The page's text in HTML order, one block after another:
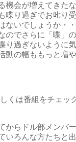
機会が増えてきた
喋り過ぎでお𠮟り
ないでしょうか・
のでさらに「喋」
り過ぎないように
動の幅ももっと増
くは番組をチェッ
からドル部メンバ
いろんな方たちと